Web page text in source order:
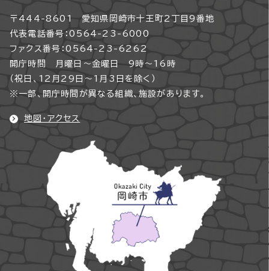
〒444-8601 愛知県岡崎市十王町2丁目9番地
代表電話番号：0564-23-6000
ファクス番号：0564-23-6262
開庁時間 月曜日～金曜日 9時～16時
（祝日、12月29日～1月3日を除く）
※一部、開庁時間が異なる組織、施設があります。
地図・アクセス